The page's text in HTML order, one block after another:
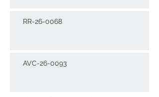
RR-26-0068
AVC-26-0093